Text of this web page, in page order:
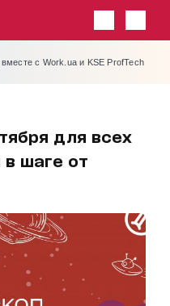
с Work.ua и KSE ProfTech
для всех
в шаге от